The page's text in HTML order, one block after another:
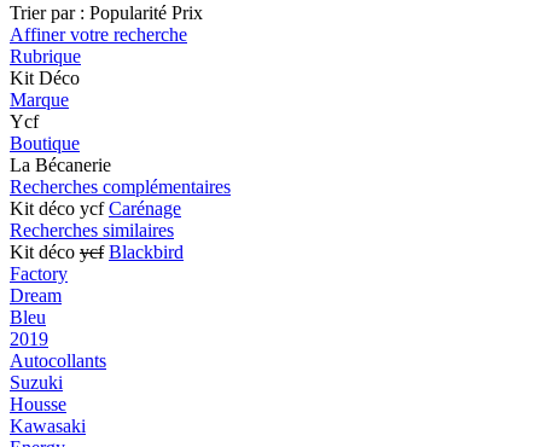
Trier par : Popularité Prix
Affiner votre recherche
Rubrique
Kit Déco
Marque
Ycf
Boutique
La Bécanerie
Recherches complémentaires
Kit déco ycf Carénage
Recherches similaires
Kit déco ycf Blackbird
Factory
Dream
Bleu
2019
Autocollants
Suzuki
Housse
Kawasaki